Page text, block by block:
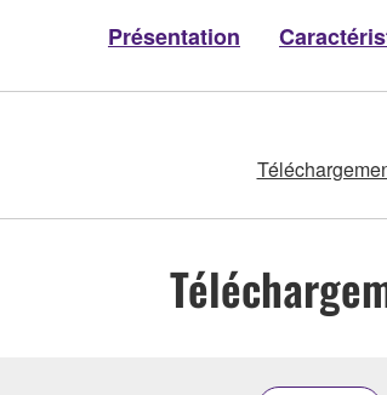
Présentation